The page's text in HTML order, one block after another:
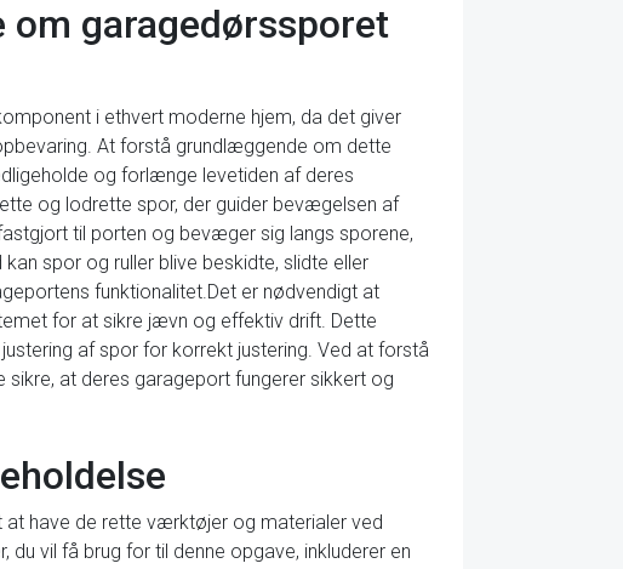
garagedørssporet
i ethvert moderne hjem, da det giver
At forstå grundlæggende om dette
og forlænge levetiden af deres
og lodrette spor, der guider bevægelsen af
til porten og bevæger sig langs sporene,
spor og ruller blive beskidte, slidte eller
funktionalitet.Det er nødvendigt at
for at sikre jævn og effektiv drift. Dette
af spor for korrekt justering. Ved at forstå
at deres garageport fungerer sikkert og
at have de rette værktøjer og materialer ved
vil få brug for til denne opgave, inkluderer en